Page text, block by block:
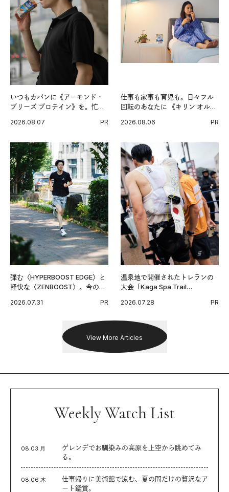
いつもカバンに《アーモンド・
ブリーズ プロテイン》を。忙し
グ習慣。
2026.08.07 PR
仕事も家事も育児も。日々フル
回転のあなたに 《キリン オルニ
2026.08.06 PR
弾む〈HYPERBOOST EDGE〉と
軽快な〈ZENBOOST〉。今の時
出した新機軸。
2026.07.31 PR
温泉地で開催されたトレランの
大会「Kaga Spa Trail
戦を夢見るランナーたちの奮闘
2026.07.28 PR
View More Articles
Weekly Watch List
08.03 月
ゲレンデでお馴染みの高原を上空から眺めてみ
る。
08.06 木
仕事帰りに美術館で涼む、夏の間だけの贅沢なア
ート鑑賞。